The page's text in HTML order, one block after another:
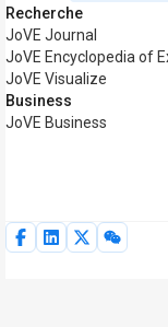
Recherche
JoVE Journal
JoVE Encyclopedia of
JoVE Visualize
Business
JoVE Business